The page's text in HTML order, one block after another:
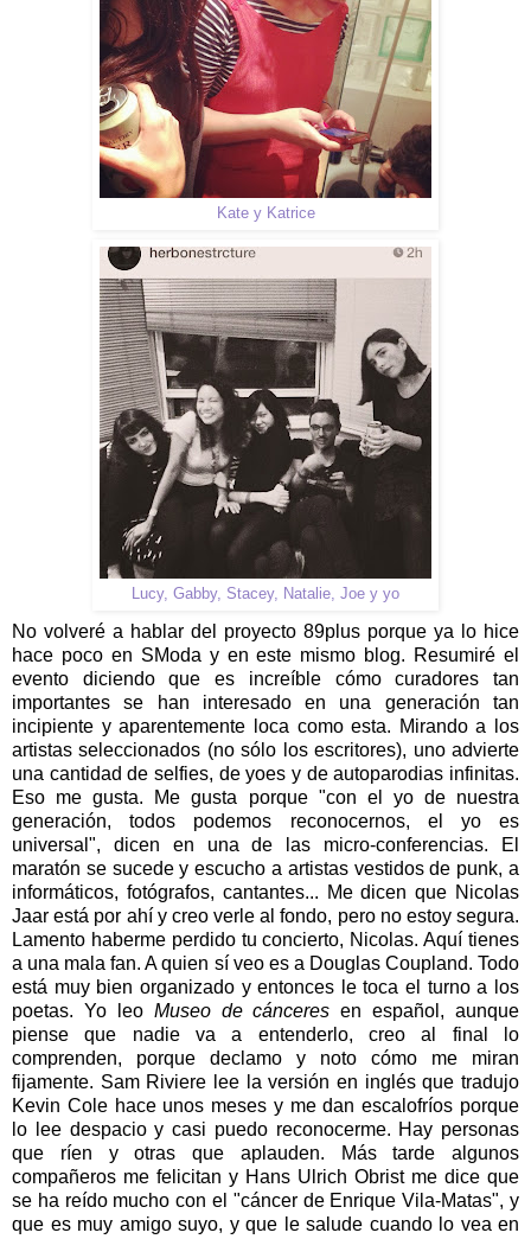
Kate y Katrice
Lucy, Gabby, Stacey, Natalie, Joe y yo
No volveré a hablar del proyecto 89plus porque ya lo hice
hace poco en SModa y en este mismo blog. Resumiré el
evento diciendo que es increíble cómo curadores tan
importantes se han interesado en una generación tan
incipiente y aparentemente loca como esta. Mirando a los
artistas seleccionados (no sólo los escritores), uno advierte
una cantidad de selfies, de yoes y de autoparodias infinitas.
Eso me gusta. Me gusta porque "con el yo de nuestra
generación, todos podemos reconocernos, el yo es
universal", dicen en una de las micro-conferencias. El
maratón se sucede y escucho a artistas vestidos de punk, a
informáticos, fotógrafos, cantantes... Me dicen que Nicolas
Jaar está por ahí y creo verle al fondo, pero no estoy segura.
Lamento haberme perdido tu concierto, Nicolas. Aquí tienes
a una mala fan. A quien sí veo es a Douglas Coupland. Todo
está muy bien organizado y entonces le toca el turno a los
poetas. Yo leo Museo de cánceresen español, aunque
piense que nadie va a entenderlo, creo al final lo
comprenden, porque declamo y noto cómo me miran
fijamente. Sam Riviere lee la versión en inglés que tradujo
Kevin Cole hace unos meses y me dan escalofríos porque
lo lee despacio y casi puedo reconocerme. Hay personas
que ríen y otras que aplauden. Más tarde algunos
compañeros me felicitan y Hans Ulrich Obrist me dice que
se ha reído mucho con el "cáncer de Enrique Vila-Matas", y
que es muy amigo suyo, y que le salude cuando lo vea en